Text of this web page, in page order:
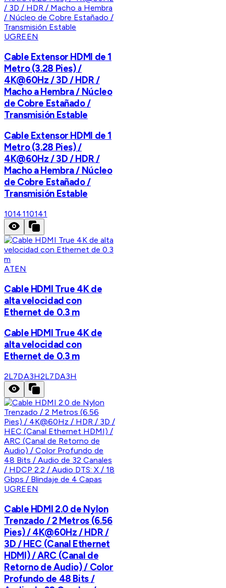
UGREEN
Cable Extensor HDMI de 1
Metro (3.28 Pies) /
4K@60Hz / 3D / HDR /
Macho a Hembra / Núcleo
de Cobre Estañado /
Transmisión Estable
Cable Extensor HDMI de 1
Metro (3.28 Pies) /
4K@60Hz / 3D / HDR /
Macho a Hembra / Núcleo
de Cobre Estañado /
Transmisión Estable
1014110141
ATEN
Cable HDMI True 4K de
alta velocidad con
Ethernet de 0.3 m
Cable HDMI True 4K de
alta velocidad con
Ethernet de 0.3 m
2L7DA3H2L7DA3H
UGREEN
Cable HDMI 2.0 de Nylon
Trenzado / 2 Metros (6.56
Pies) / 4K@60Hz / HDR /
3D / HEC (Canal Ethernet
HDMI) / ARC (Canal de
Retorno de Audio) / Color
Profundo de 48 Bits /